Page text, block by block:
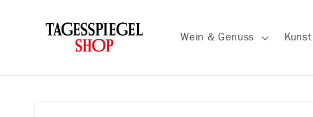
Inhalt
Wein & Genuss